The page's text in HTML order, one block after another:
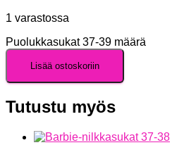
1 varastossa
Puolukkasukat 37-39 määrä
Lisää ostoskoriin
Tutustu myös